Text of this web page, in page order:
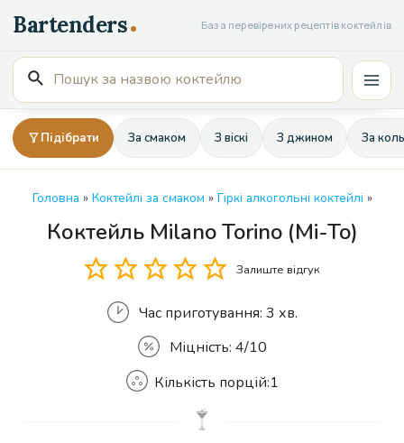
до
вмісту
База перевірених рецептів коктейлів
Пошук
для:
Підібрати За смаком З віскі З джином За
Головна » Коктейлі за смаком » Гіркі алкогольні коктейлі »
Коктейль Milano Torino (Mi-To)
Залиште відгук
Час приготування: 3 хв.
Міцність: 4/10
Кількість
Кількість порцій:1